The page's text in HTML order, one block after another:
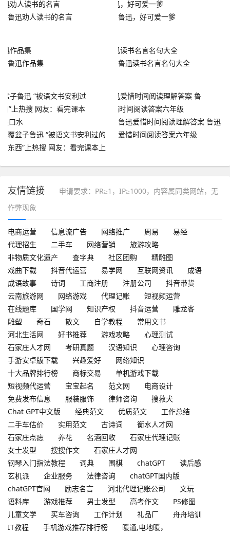
鲁迅劝人读书的名言 鲁迅，好可爱一爹
鲁迅作品集 鲁迅读书名言名句大全
覆盆子鲁迅 “被语文书安利过的
东西”上热搜 网友：看完课本上
鲁迅爱惜时间阅读理解答案 鲁迅
爱惜时间阅读答案六年级
友情链接
申请要求：PR≥1，IP≥1000，内容属同类网站，无
作弊现象
电商运营 信息流广告 网络推广 周易
易经
代理招生
二手车 网络营销
旅游攻略
非物质文化遗产
查字典 社区团购
精雕图
戏曲下载
抖音代运营 易学网 互联网资讯
成语
成语故事
诗词 工商注册 注册公司
抖音带货
云南旅游网
网络游戏 代理记账
短视频运营
在线题库
国学网 知识产权 抖音运营
雕龙客
雕塑
奇石 散文 自学教程
常用文书
河北生活网
好书推荐 游戏攻略
心理测试
石家庄人才网
考研真题 汉语知识
心理咨询
手游安卓版下载
兴趣爱好
网络知识
十大品牌排行榜
商标交易
单机游戏下载
短视频代运营
宝宝起名 范文网
电商设计
免费发布信息
服装服饰 律师咨询
搜救犬
Chat GPT中文版
经典范文 优质范文
工作总结
二手车估价
实用范文 古诗词
衡水人才网
石家庄点痣
养花 名酒回收
石家庄代理记账
女士发型
搜搜作文
石家庄人才网
钢琴入门指法教程
词典 围棋 chatGPT
读后感
玄机派
企业服务 法律咨询
chatGPT国内版
chatGPT官网
励志名言 河北代理记账公司
文玩
语料库
游戏推荐 男士发型 高考作文
PS修图
儿童文学
买车咨询 工作计划 礼品厂
舟舟培训
IT教程
手机游戏推荐排行榜
暖通,电地暖，